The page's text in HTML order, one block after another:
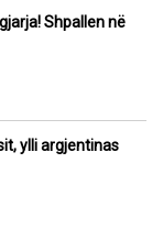
Shpallen në
ylli argjentinas